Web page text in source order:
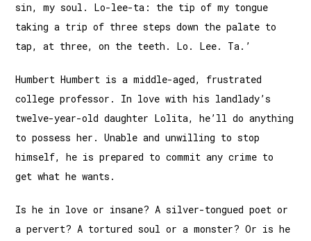
sin, my soul. Lo-lee-ta: the tip of my tongue
taking a trip of three steps down the palate to
tap, at three, on the teeth. Lo. Lee. Ta.’
Humbert Humbert is a middle-aged, frustrated
college professor. In love with his landlady’s
twelve-year-old daughter Lolita, he’ll do anything
to possess her. Unable and unwilling to stop
himself, he is prepared to commit any crime to
get what he wants.
Is he in love or insane? A silver-tongued poet or
a pervert? A tortured soul or a monster? Or is he